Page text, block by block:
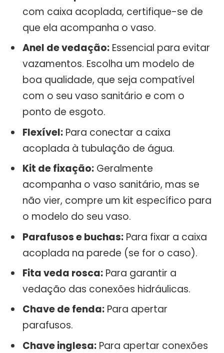
com caixa acoplada, certifique-se de
que ela acompanha o vaso.
Anel de vedação: Essencial para evitar
vazamentos. Escolha um modelo de
boa qualidade, que seja compatível
com o seu vaso sanitário e com o
ponto de esgoto.
Flexível: Para conectar a caixa
acoplada à tubulação de água.
Kit de fixação: Geralmente
acompanha o vaso sanitário, mas se
não vier, compre um kit específico para
o modelo do seu vaso.
Parafusos e buchas: Para fixar a caixa
acoplada na parede (se for o caso).
Fita veda rosca: Para garantir a
vedação das conexões hidráulicas.
Chave de fenda: Para apertar
parafusos.
Chave inglesa: Para apertar conexões